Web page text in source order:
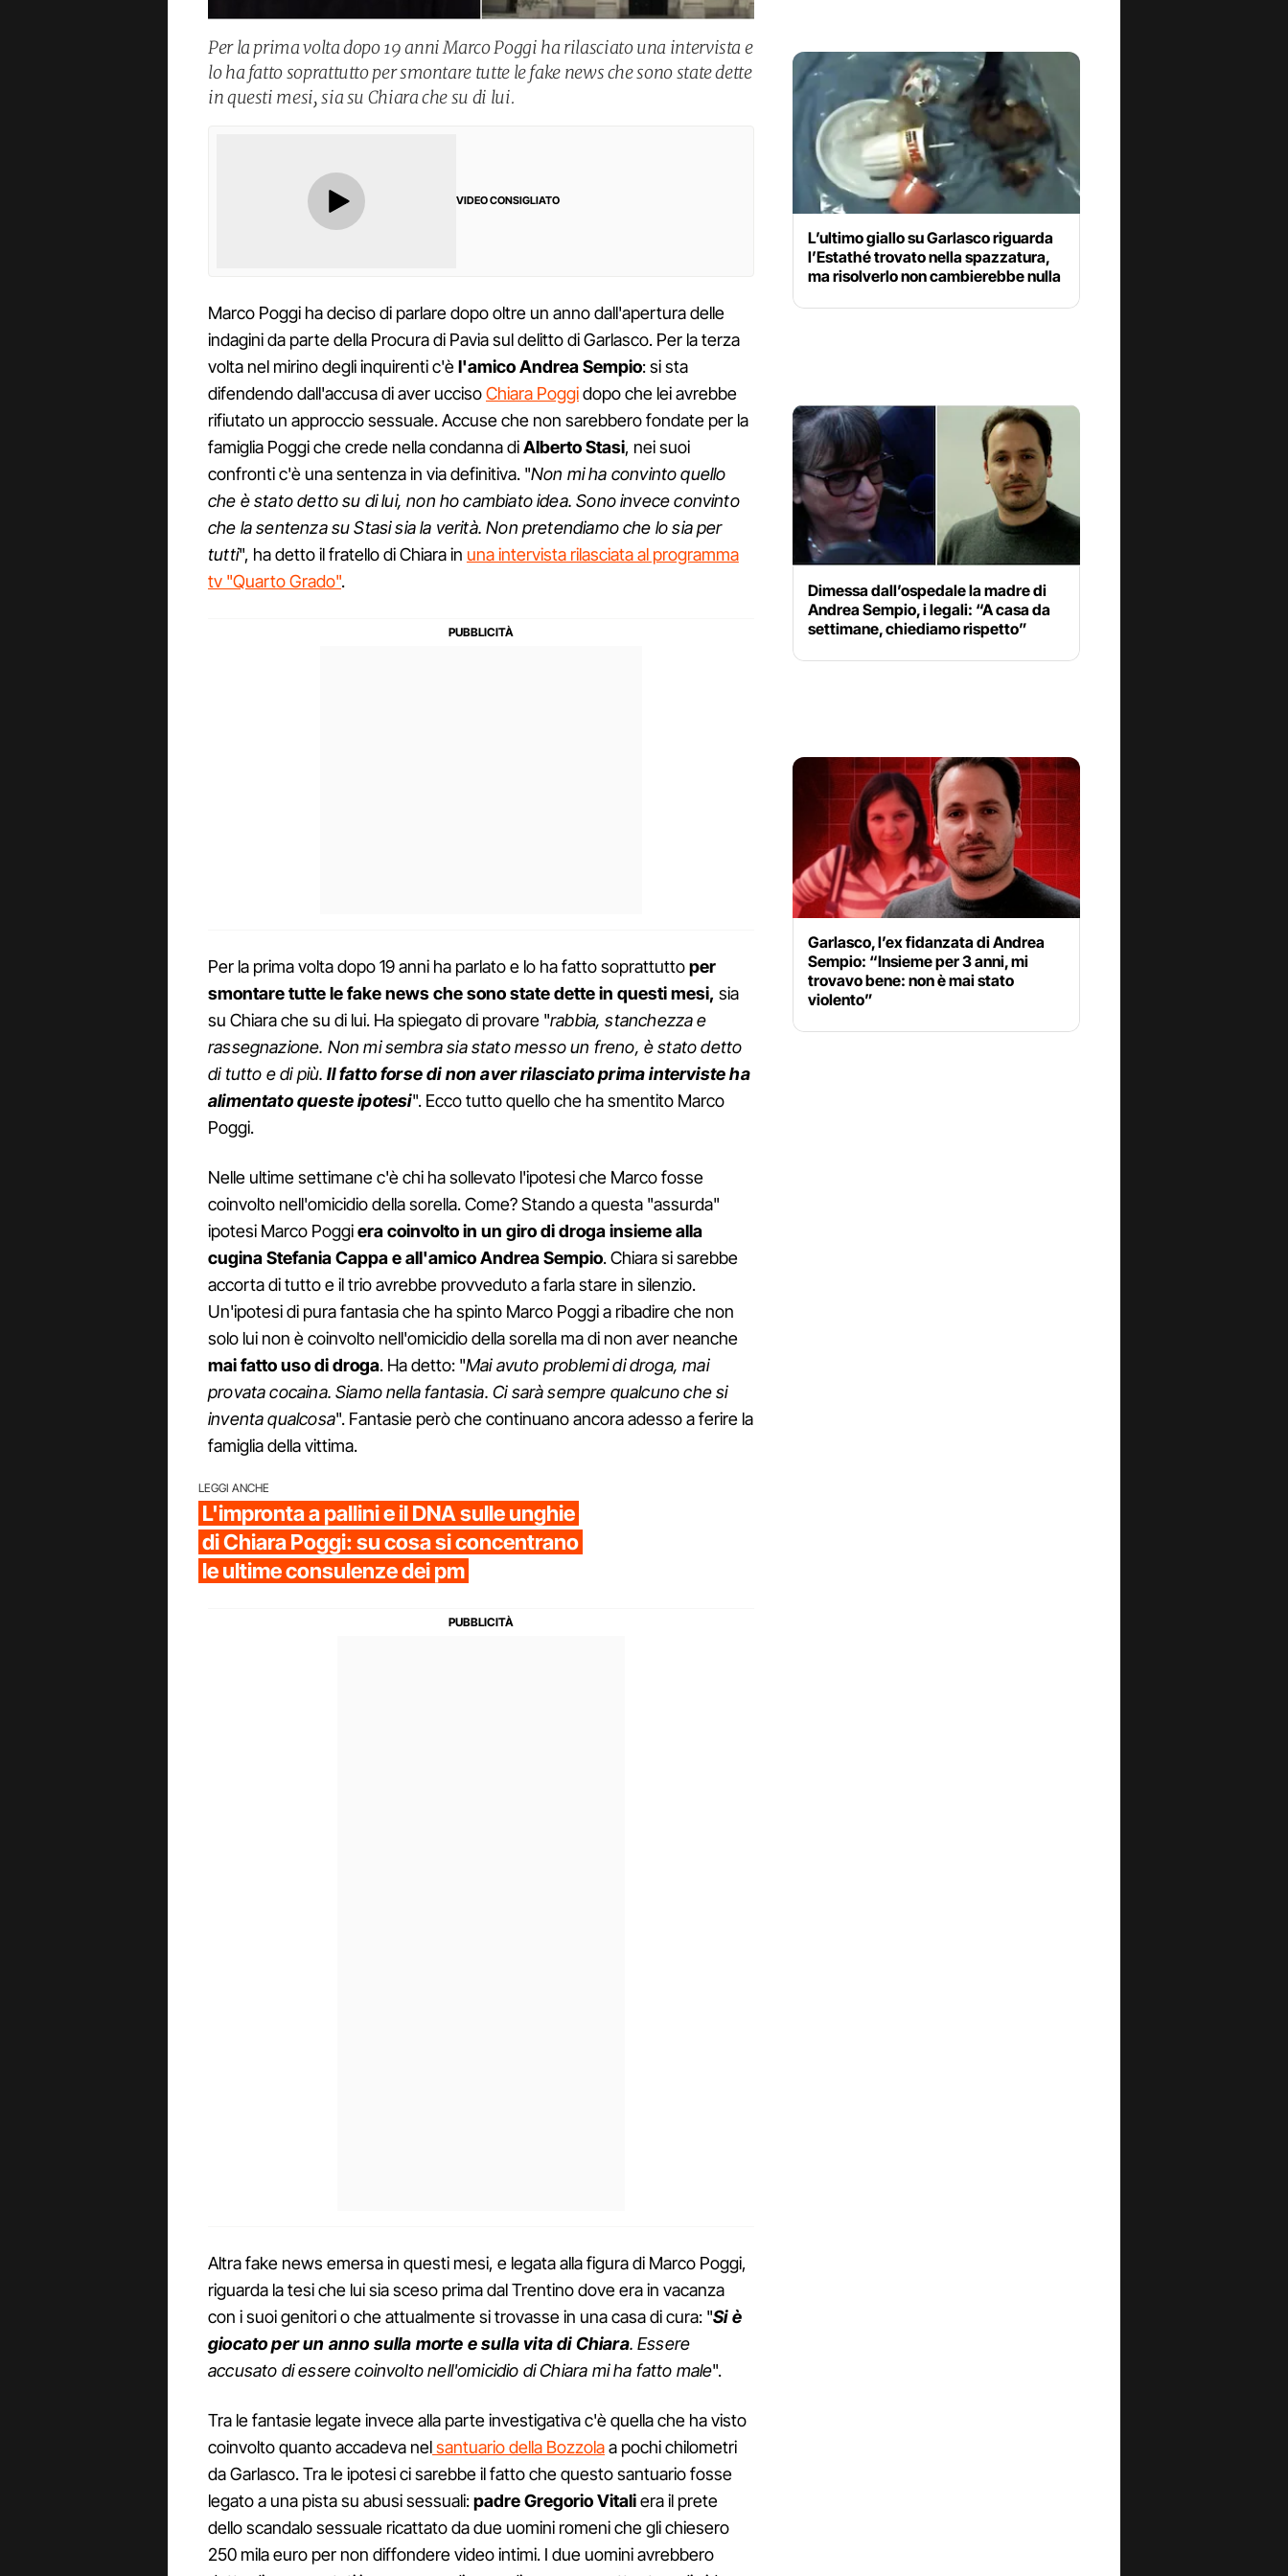
Per la prima volta dopo 19 anni Marco Poggi ha rilasciato una intervista e
lo ha fatto soprattutto per smontare tutte le fake news che sono state dette
in questi mesi, sia su Chiara che su di lui.
VIDEO CONSIGLIATO
Marco Poggi ha deciso di parlare dopo oltre un anno dall'apertura delle
indagini da parte della Procura di Pavia sul delitto di Garlasco. Per la terza
volta nel mirino degli inquirenti c'èl'amico Andrea Sempio: si sta
difendendo dall'accusa di aver uccisoChiara Poggidopo che lei avrebbe
rifiutato un approccio sessuale. Accuse che non sarebbero fondate per la
famiglia Poggi che crede nella condanna diAlberto Stasi, nei suoi
confronti c'è una sentenza in via definitiva. "Non mi ha convinto quello
che è stato detto su di lui, non ho cambiato idea. Sono invece convinto
che la sentenza su Stasi sia la verità. Non pretendiamo che lo sia per
tutti", ha detto il fratello di Chiara in una intervista rilasciata al programma
tv "Quarto Grado".
Per la prima volta dopo 19 anni ha parlato e lo ha fatto soprattuttoper
smontare tutte le fake news che sono state dette in questi mesi, sia
su Chiara che su di lui. Ha spiegato di provare "rabbia, stanchezza e
rassegnazione. Non mi sembra sia stato messo un freno, è stato detto
di tutto e di più.Il fatto forse di non aver rilasciato prima interviste ha
alimentato queste ipotesi". Ecco tutto quello che ha smentito Marco
Poggi.
Nelle ultime settimane c'è chi ha sollevato l'ipotesi che Marco fosse
coinvolto nell'omicidio della sorella. Come? Stando a questa "assurda"
ipotesi Marco Poggiera coinvolto in un giro di droga insieme alla
cugina Stefania Cappa e all'amico Andrea Sempio. Chiara si sarebbe
accorta di tutto e il trio avrebbe provveduto a farla stare in silenzio.
Un'ipotesi di pura fantasia che ha spinto Marco Poggi a ribadire che non
solo lui non è coinvolto nell'omicidio della sorella ma di non aver neanche
mai fatto uso di droga. Ha detto: "Mai avuto problemi di droga, mai
provata cocaina. Siamo nella fantasia. Ci sarà sempre qualcuno che si
inventa qualcosa". Fantasie però che continuano ancora adesso a ferire la
famiglia della vittima.
LEGGI ANCHE
L'impronta a pallini e il DNA sulle unghie
di Chiara Poggi: su cosa si concentrano
le ultime consulenze dei pm
Altra fake news emersa in questi mesi, e legata alla figura di Marco Poggi,
riguarda la tesi che lui sia sceso prima dal Trentino dove era in vacanza
con i suoi genitori o che attualmente si trovasse in una casa di cura: "Si è
giocato per un anno sulla morte e sulla vita di Chiara. Essere
accusato di essere coinvolto nell'omicidio di Chiara mi ha fatto male".
Tra le fantasie legate invece alla parte investigativa c'è quella che ha visto
coinvolto quanto accadeva nelsantuario della Bozzolaa pochi chilometri
da Garlasco. Tra le ipotesi ci sarebbe il fatto che questo santuario fosse
legato a una pista su abusi sessuali:padre Gregorio Vitaliera il prete
dello scandalo sessuale ricattato da due uomini romeni che gli chiesero
250 mila euro per non diffondere video intimi. I due uomini avrebbero
L’ultimo giallo su Garlasco riguarda
l’Estathé trovato nella spazzatura,
ma risolverlo non cambierebbe nulla
Dimessa dall’ospedale la madre di
Andrea Sempio, i legali: “A casa da
settimane, chiediamo rispetto”
Garlasco, l’ex fidanzata di Andrea
Sempio: “Insieme per 3 anni, mi
trovavo bene: non è mai stato
violento”